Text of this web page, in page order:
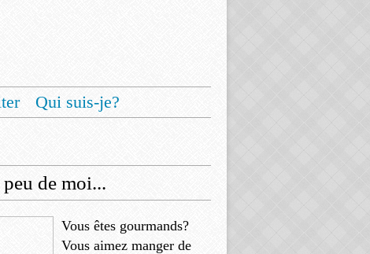
Qui suis-je?
de moi...
Vous êtes gourmands?
Vous aimez manger de